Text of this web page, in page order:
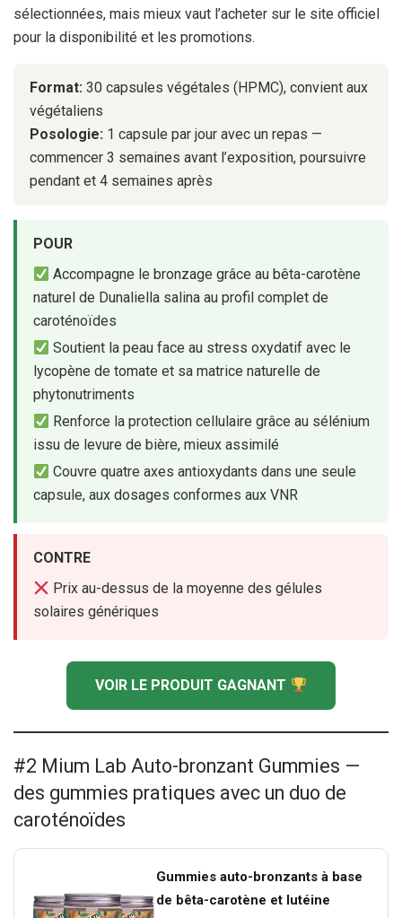
sélectionnées, mais mieux vaut l’acheter sur le site officiel
pour la disponibilité et les promotions.
Format: 30 capsules végétales (HPMC), convient aux
végétaliens
Posologie: 1 capsule par jour avec un repas —
commencer 3 semaines avant l’exposition, poursuivre
pendant et 4 semaines après
POUR
Accompagne le bronzage grâce au bêta-carotène
naturel de Dunaliella salina au profil complet de
caroténoïdes
Soutient la peau face au stress oxydatif avec le
lycopène de tomate et sa matrice naturelle de
phytonutriments
Renforce la protection cellulaire grâce au sélénium
issu de levure de bière, mieux assimilé
Couvre quatre axes antioxydants dans une seule
capsule, aux dosages conformes aux VNR
CONTRE
Prix au-dessus de la moyenne des gélules
solaires génériques
VOIR LE PRODUIT GAGNANT
#2 Mium Lab Auto-bronzant Gummies —
des gummies pratiques avec un duo de
caroténoïdes
Gummies auto-bronzants à base
de bêta-carotène et lutéine